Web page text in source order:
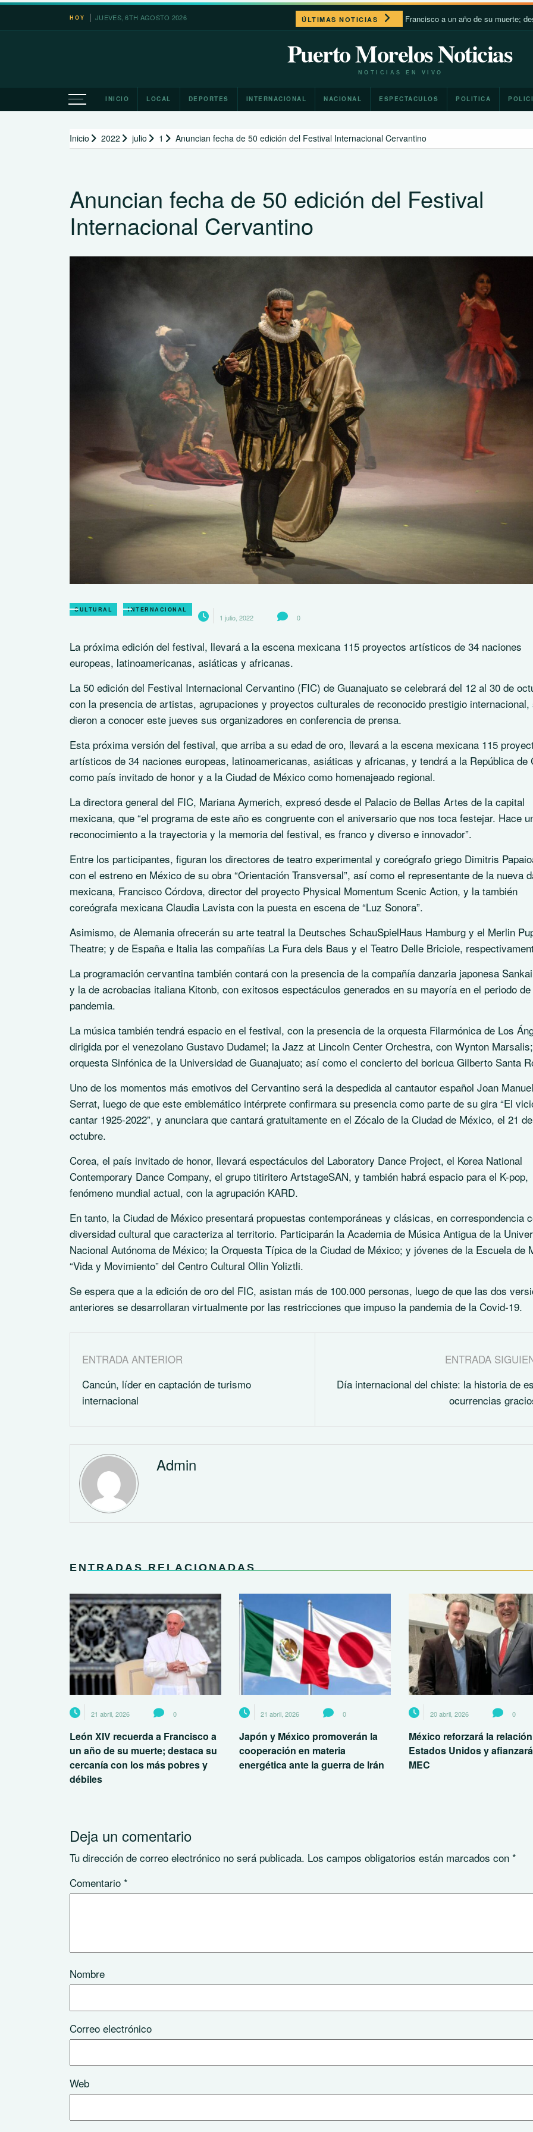
Saltar
HOY JUEVES, 6TH AGOSTO 2026 ÚLTIMAS NOTICIAS
León XIV recuerda a Francisco a un año de su muerte; destaca su
Puerto Morelos Noticias
NOTICIAS EN VIVO
INICIO LOCAL DEPORTES INTERNACIONAL NACIONAL ESPECTACULOS POLITICA
Inicio 2022 julio 1 Anuncian fecha de 50 edición del Festival Internacional Cervantino
Anuncian fecha de 50 edición del Festival
Internacional Cervantino
CULTURAL INTERNACIONAL
1 julio, 2022 0
La próxima edición del festival, llevará a la escena mexicana 115 proyectos artísticos de 34 naciones
europeas, latinoamericanas, asiáticas y africanas.
La 50 edición del Festival Internacional Cervantino (FIC) de Guanajuato se celebrará del 12 al 30 de
con la presencia de artistas, agrupaciones y proyectos culturales de reconocido prestigio internacional,
dieron a conocer este jueves sus organizadores en conferencia de prensa.
Esta próxima versión del festival, que arriba a su edad de oro, llevará a la escena mexicana 115
artísticos de 34 naciones europeas, latinoamericanas, asiáticas y africanas, y tendrá a la República de
como país invitado de honor y a la Ciudad de México como homenajeado regional.
La directora general del FIC, Mariana Aymerich, expresó desde el Palacio de Bellas Artes de la capital
mexicana, que “el programa de este año es congruente con el aniversario que nos toca festejar. Hace
reconocimiento a la trayectoria y la memoria del festival, es franco y diverso e innovador”.
Entre los participantes, figuran los directores de teatro experimental y coreógrafo griego Dimitris
con el estreno en México de su obra “Orientación Transversal”, así como el representante de la nueva
mexicana, Francisco Córdova, director del proyecto Physical Momentum Scenic Action, y la también
coreógrafa mexicana Claudia Lavista con la puesta en escena de “Luz Sonora”.
Asimismo, de Alemania ofrecerán su arte teatral la Deutsches SchauSpielHaus Hamburg y el Merlin
Theatre; y de España e Italia las compañías La Fura dels Baus y el Teatro Delle Briciole,
La programación cervantina también contará con la presencia de la compañía danzaria japonesa
y la de acrobacias italiana Kitonb, con exitosos espectáculos generados en su mayoría en el periodo
pandemia.
La música también tendrá espacio en el festival, con la presencia de la orquesta Filarmónica de Los
dirigida por el venezolano Gustavo Dudamel; la Jazz at Lincoln Center Orchestra, con Wynton
orquesta Sinfónica de la Universidad de Guanajuato; así como el concierto del boricua Gilberto Santa
Uno de los momentos más emotivos del Cervantino será la despedida al cantautor español Joan Manuel
Serrat, luego de que este emblemático intérprete confirmara su presencia como parte de su gira “El
cantar 1925-2022”, y anunciara que cantará gratuitamente en el Zócalo de la Ciudad de México, el 21 de
octubre.
Corea, el país invitado de honor, llevará espectáculos del Laboratory Dance Project, el Korea National
Contemporary Dance Company, el grupo titiritero ArtstageSAN, y también habrá espacio para el K-pop,
fenómeno mundial actual, con la agrupación KARD.
En tanto, la Ciudad de México presentará propuestas contemporáneas y clásicas, en correspondencia
diversidad cultural que caracteriza al territorio. Participarán la Academia de Música Antigua de la
Nacional Autónoma de México; la Orquesta Típica de la Ciudad de México; y jóvenes de la Escuela de
“Vida y Movimiento” del Centro Cultural Ollin Yoliztli.
Se espera que a la edición de oro del FIC, asistan más de 100.000 personas, luego de que las dos
anteriores se desarrollaran virtualmente por las restricciones que impuso la pandemia de la Covid-19.
ENTRADA ANTERIOR
Cancún, líder en captación de turismo
internacional
ENTRADA
Día internacional del chiste: la historia de
ocurrencias
Admin
ENTRADAS RELACIONADAS
21 abril, 2026 0
León XIV recuerda a Francisco a
un año de su muerte; destaca su
cercanía con los más pobres y
débiles
21 abril, 2026 0
Japón y México promoverán la
cooperación en materia
energética ante la guerra de Irán
20 abril, 2026 0
México reforzará la
Estados Unidos y
MEC
Deja un comentario
Tu dirección de correo electrónico no será publicada. Los campos obligatorios están marcados con *
Comentario *
Nombre
Correo electrónico
Web